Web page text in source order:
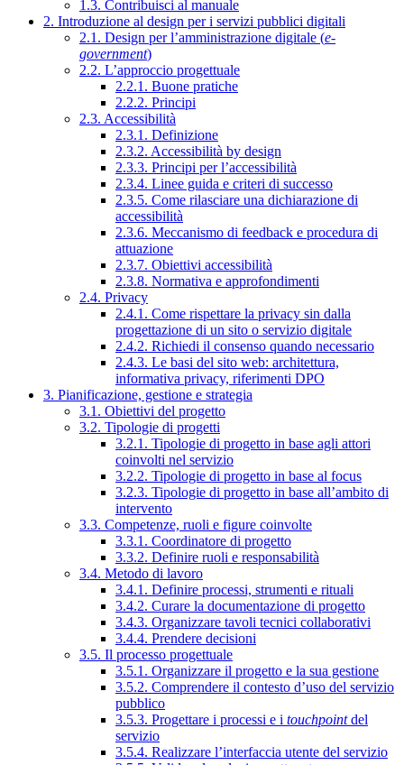
1.3. Contribuisci al manuale
2. Introduzione al design per i servizi pubblici digitali
2.1. Design per l’amministrazione digitale (e-
government)
2.2. L’approccio progettuale
2.2.1. Buone pratiche
2.2.2. Principi
2.3. Accessibilità
2.3.1. Definizione
2.3.2. Accessibilità by design
2.3.3. Principi per l’accessibilità
2.3.4. Linee guida e criteri di successo
2.3.5. Come rilasciare una dichiarazione di
accessibilità
2.3.6. Meccanismo di feedback e procedura di
attuazione
2.3.7. Obiettivi accessibilità
2.3.8. Normativa e approfondimenti
2.4. Privacy
2.4.1. Come rispettare la privacy sin dalla
progettazione di un sito o servizio digitale
2.4.2. Richiedi il consenso quando necessario
2.4.3. Le basi del sito web: architettura,
informativa privacy, riferimenti DPO
3. Pianificazione, gestione e strategia
3.1. Obiettivi del progetto
3.2. Tipologie di progetti
3.2.1. Tipologie di progetto in base agli attori
coinvolti nel servizio
3.2.2. Tipologie di progetto in base al focus
3.2.3. Tipologie di progetto in base all’ambito di
intervento
3.3. Competenze, ruoli e figure coinvolte
3.3.1. Coordinatore di progetto
3.3.2. Definire ruoli e responsabilità
3.4. Metodo di lavoro
3.4.1. Definire processi, strumenti e rituali
3.4.2. Curare la documentazione di progetto
3.4.3. Organizzare tavoli tecnici collaborativi
3.4.4. Prendere decisioni
3.5. Il processo progettuale
3.5.1. Organizzare il progetto e la sua gestione
3.5.2. Comprendere il contesto d’uso del servizio
pubblico
3.5.3. Progettare i processi e i touchpointdel
servizio
3.5.4. Realizzare l’interfaccia utente del servizio